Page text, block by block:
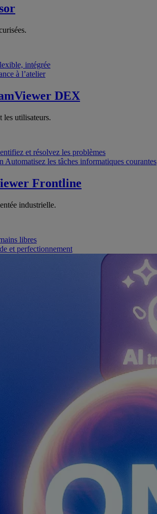
intégrée
à l’atelier
DEX
les utilisateurs.
et résolvez les problèmes
Automatisez les tâches informatiques courantes
Frontline
industrielle.
libres
et perfectionnement